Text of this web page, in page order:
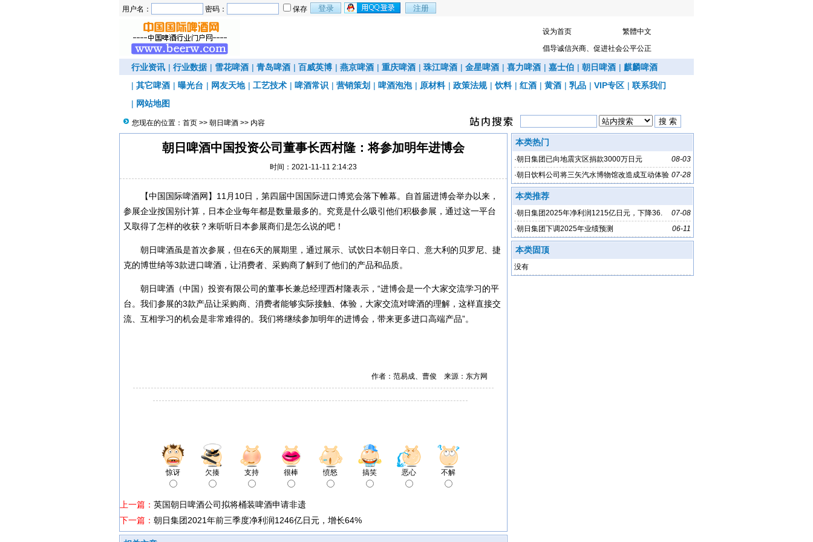
用户名： 密码： 保存
设为首页
繁體中文
倡导诚信兴商、促进社会公平公正
行业资讯 | 行业数据 | 雪花啤酒 | 青岛啤酒 | 百威英博 | 燕京啤酒 | 重庆啤酒 | 珠江啤酒 | 金星啤酒 | 喜力啤酒 | 嘉士伯 | 朝日啤酒 | 麒麟啤酒
| 其它啤酒 | 曝光台 | 网友天地 | 工艺技术 | 啤酒常识 | 营销策划 | 啤酒泡泡 | 原材料 | 政策法规 | 饮料 | 红酒 | 黄酒 | 乳品 | VIP专区 | 联系我们
| 网站地图
您现在的位置： 首页 >> 朝日啤酒 >> 内容
朝日啤酒中国投资公司董事长西村隆：将参加明年进博会
时间：2021-11-11 2:14:23
【中国国际啤酒网】11月10日，第四届中国国际进口博览会落下帷幕。自首届进博会举办以来，
参展企业按国别计算，日本企业每年都是数量最多的。究竟是什么吸引他们积极参展，通过这一平台
又取得了怎样的收获？来听听日本参展商们是怎么说的吧！
朝日啤酒虽是首次参展，但在6天的展期里，通过展示、试饮日本朝日辛口、意大利的贝罗尼、捷
克的博世纳等3款进口啤酒，让消费者、采购商了解到了他们的产品和品质。
朝日啤酒（中国）投资有限公司的董事长兼总经理西村隆表示，“进博会是一个大家交流学习的平
台。我们参展的3款产品让采购商、消费者能够实际接触、体验，大家交流对啤酒的理解，这样直接交
流、互相学习的机会是非常难得的。我们将继续参加明年的进博会，带来更多进口高端产品”。
作者：范易成、曹俊 来源：东方网
惊讶 欠揍 支持 很棒 愤怒 搞笑 恶心 不解
上一篇： 英国朝日啤酒公司拟将桶装啤酒申请非遗
下一篇： 朝日集团2021年前三季度净利润1246亿日元，增长64%
本类热门
08-03
·朝日集团已向地震灾区捐款3000万日元
07-28
·朝日饮料公司将三矢汽水博物馆改造成互动体验
馆
本类推荐
07-08
·朝日集团2025年净利润1215亿日元，下降36.
7%
06-11
·朝日集团下调2025年业绩预测
本类固顶
没有